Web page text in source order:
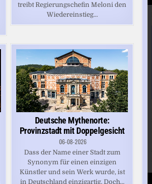
treibt Regierungschefin Meloni den
Wiedereinstieg...
Deutsche Mythenorte:
Provinzstadt mit Doppelgesicht
06-08-2026
Dass der Name einer Stadt zum
Synonym für einen einzigen
Künstler und sein Werk wurde, ist
in Deutschland einzigartig. Doch...